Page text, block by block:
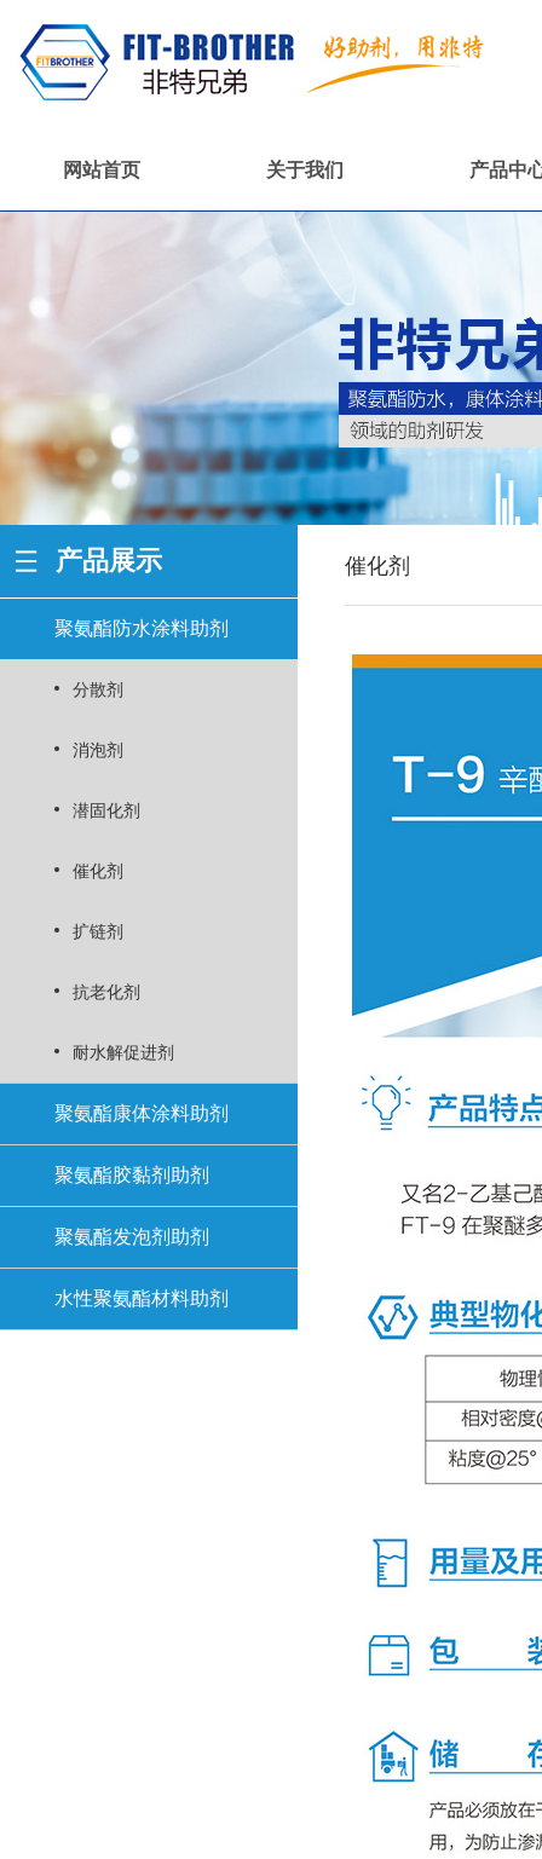
网站首页 关于我们 产品中
产品展示
聚氨酯防水涂料助剂
分散剂
消泡剂
潜固化剂
催化剂
扩链剂
抗老化剂
耐水解促进剂
聚氨酯康体涂料助剂
聚氨酯胶黏剂助剂
聚氨酯发泡剂助剂
水性聚氨酯材料助剂
催化剂